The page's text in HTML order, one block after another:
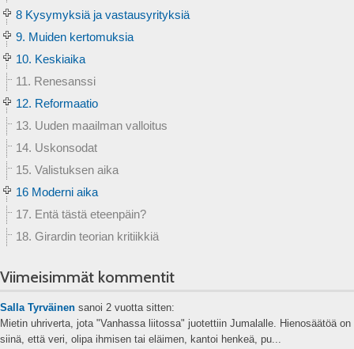
8 Kysymyksiä ja vastausyrityksiä
9. Muiden kertomuksia
10. Keskiaika
11. Renesanssi
12. Reformaatio
13. Uuden maailman valloitus
14. Uskonsodat
15. Valistuksen aika
16 Moderni aika
17. Entä tästä eteenpäin?
18. Girardin teorian kritiikkiä
Viimeisimmät kommentit
Salla Tyrväinen sanoi 2 vuotta sitten:
Mietin uhriverta, jota "Vanhassa liitossa" juotettiin Jumalalle. Hienosäätöä on
siinä, että veri, olipa ihmisen tai eläimen, kantoi henkeä, pu...